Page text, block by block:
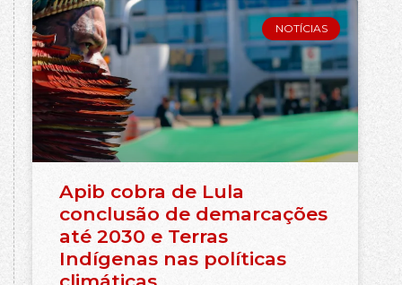
NOTÍCIAS
Apib cobra de Lula
conclusão de demarcações
até 2030 e Terras
Indígenas nas políticas